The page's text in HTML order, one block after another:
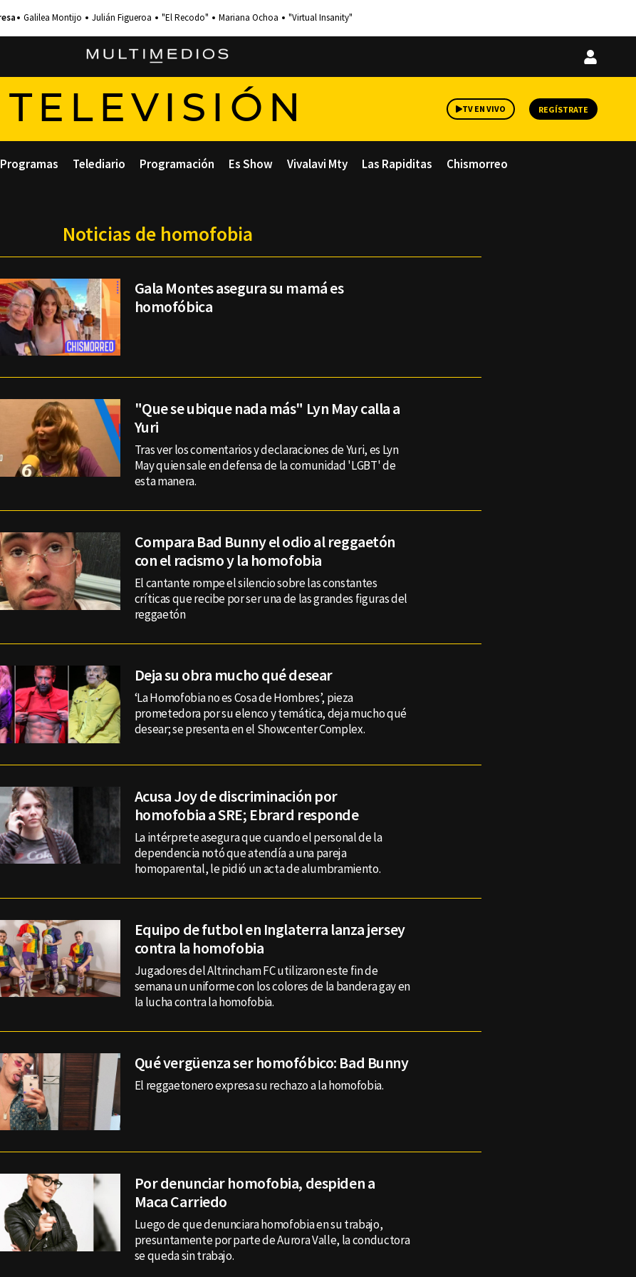
Galilea Montijo Julián Figueroa "El Recodo" Mariana Ochoa "Virtual Insanity"
Iniciar
TELEVISIÓN TV EN VIVO REGÍSTRATE
Programas Telediario Programación Es Show Vivalavi Mty Las Rapiditas Chismorreo
Noticias de homofobia
Gala Montes asegura su mamá es
homofóbica
"Que se ubique nada más" Lyn May calla a
Yuri
Tras ver los comentarios y declaraciones de Yuri, es Lyn
May quien sale en defensa de la comunidad 'LGBT' de
esta manera.
Compara Bad Bunny el odio al reggaetón
con el racismo y la homofobia
El cantante rompe el silencio sobre las constantes
críticas que recibe por ser una de las grandes figuras del
reggaetón
Deja su obra mucho qué desear
‘La Homofobia no es Cosa de Hombres’, pieza
prometedora por su elenco y temática, deja mucho qué
desear; se presenta en el Showcenter Complex.
Acusa Joy de discriminación por
homofobia a SRE; Ebrard responde
La intérprete asegura que cuando el personal de la
dependencia notó que atendía a una pareja
homoparental, le pidió un acta de alumbramiento.
Equipo de futbol en Inglaterra lanza jersey
contra la homofobia
Jugadores del Altrincham FC utilizaron este fin de
semana un uniforme con los colores de la bandera gay en
la lucha contra la homofobia.
Qué vergüenza ser homofóbico: Bad Bunny
El reggaetonero expresa su rechazo a la homofobia.
Por denunciar homofobia, despiden a
Maca Carriedo
Luego de que denunciara homofobia en su trabajo,
presuntamente por parte de Aurora Valle, la conductora
se queda sin trabajo.